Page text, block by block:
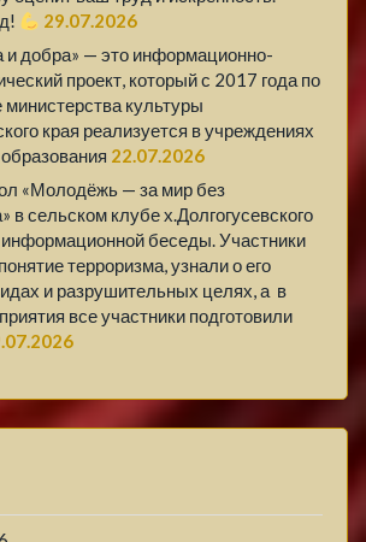
29.07.2026
и добра» — это информационно-
проект, который с 2017 года по
министерства культуры
края реализуется в учреждениях
22.07.2026
«Молодёжь — за мир без
в сельском клубе х.Долгогусевского
информационной беседы. Участники
терроризма, узнали о его
и разрушительных целях, а в
все участники подготовили